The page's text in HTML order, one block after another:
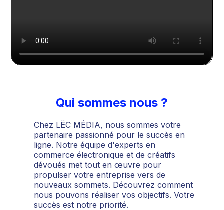
Qui sommes nous ?
Chez LËC MÉDIA, nous sommes votre
partenaire passionné pour le succès en
ligne. Notre équipe d'experts en
commerce électronique et de créatifs
dévoués met tout en œuvre pour
propulser votre entreprise vers de
nouveaux sommets. Découvrez comment
nous pouvons réaliser vos objectifs. Votre
succès est notre priorité.